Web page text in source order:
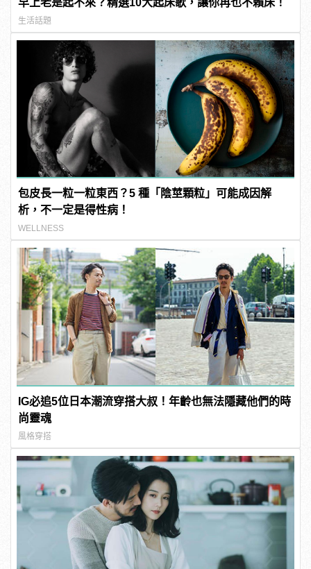
生活話題
包皮長一粒一粒東西？5 種「陰莖顆粒」可能成因解
析，不一定是得性病！
WELLNESS
IG必追5位日本潮流穿搭大叔！年齡也無法隱藏他們的時
尚靈魂
風格穿搭